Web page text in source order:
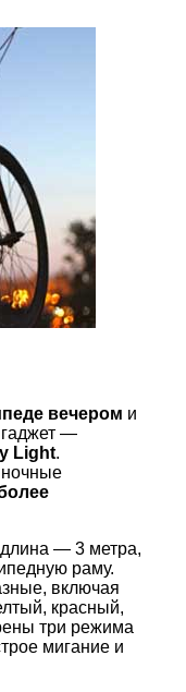
вечером и
—
Light.
ночные
— 3 метра,
раму.
включая
красный,
три режима
мигание и